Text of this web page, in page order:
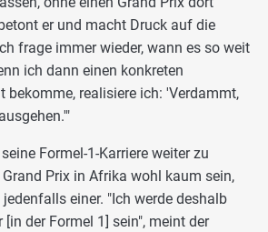
er und macht Druck auf die
frage immer wieder, wann es so weit
ich dann einen konkreten
bekomme, realisiere ich: 'Verdammt,
Formel-1-Karriere weiter zu
Prix in Afrika wohl kaum sein,
einer. "Ich werde deshalb
[in der Formel 1] sein", meint der